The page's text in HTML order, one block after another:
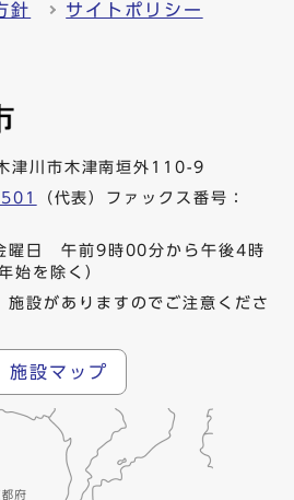
針 サイトポリシー
川市木津南垣外110-9
（代表）ファックス番号：
曜日 午前9時00分から午後4時
始を除く）
施設がありますのでご注意くださ
施設マップ